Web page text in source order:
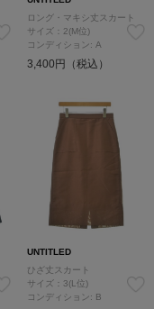
ロング・マキシ丈スカート
サイズ：2(M位)
コンディション: A
3,400円（税込）
UNTITLED
ひざ丈スカート
サイズ：3(L位)
コンディション: B